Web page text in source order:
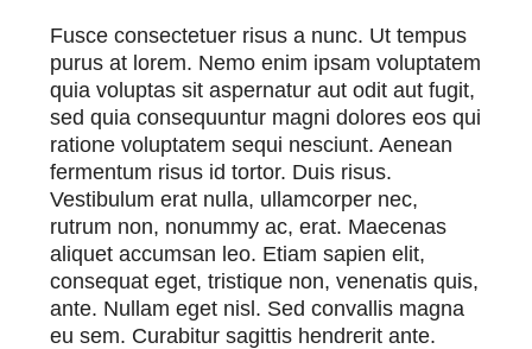
Fusce consectetuer risus a nunc. Ut tempus
purus at lorem. Nemo enim ipsam voluptatem
quia voluptas sit aspernatur aut odit aut fugit,
sed quia consequuntur magni dolores eos qui
ratione voluptatem sequi nesciunt. Aenean
fermentum risus id tortor. Duis risus.
Vestibulum erat nulla, ullamcorper nec,
rutrum non, nonummy ac, erat. Maecenas
aliquet accumsan leo. Etiam sapien elit,
consequat eget, tristique non, venenatis quis,
ante. Nullam eget nisl. Sed convallis magna
eu sem. Curabitur sagittis hendrerit ante.